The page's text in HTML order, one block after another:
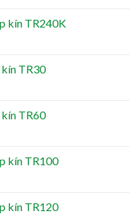
kín TR240K
TR30
TR60
kín TR100
kín TR120